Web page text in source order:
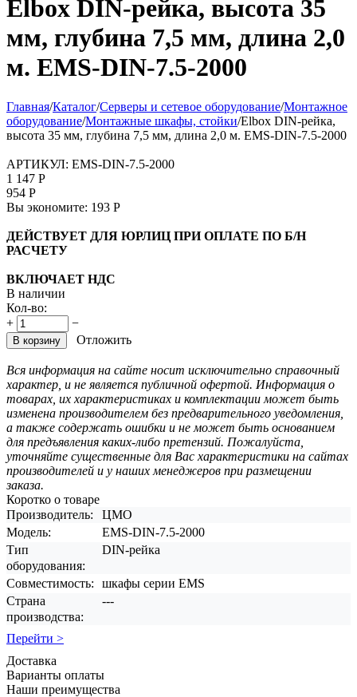
Elbox DIN-рейка, высота 35
мм, глубина 7,5 мм, длина 2,0
м. EMS-DIN-7.5-2000
Главная/Каталог/Серверы и сетевое оборудование/Монтажное
оборудование/Монтажные шкафы, стойки/Elbox DIN-рейка,
высота 35 мм, глубина 7,5 мм, длина 2,0 м. EMS-DIN-7.5-2000
АРТИКУЛ: EMS-DIN-7.5-2000
1 147 Р
954 Р
Вы экономите: 193 Р
ДЕЙСТВУЕТ ДЛЯ ЮРЛИЦ ПРИ ОПЛАТЕ ПО Б/Н
РАСЧЕТУ
ВКЛЮЧАЕТ НДС
В наличии
Кол-во:
+
−
В корзину Отложить
Вся информация на сайте носит исключительно справочный
характер, и не является публичной офертой. Информация о
товарах, их характеристиках и комплектации может быть
изменена производителем без предварительного уведомления,
а также содержать ошибки и не может быть основанием
для предъявления каких-либо претензий. Пожалуйста,
уточняйте существенные для Вас характеристики на сайтах
производителей и у наших менеджеров при размещении
заказа.
Коротко о товаре
Производитель:
ЦМО
Модель:
EMS-DIN-7.5-2000
Тип
оборудования:
DIN-рейка
Совместимость:
шкафы серии EMS
Страна
производства:
---
Перейти >
Доставка
Варианты оплаты
Наши преимущества